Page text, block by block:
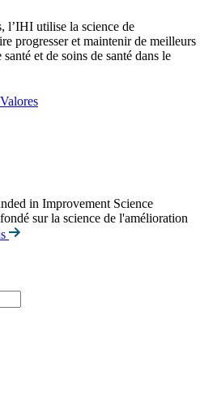
l’IHI utilise la science de
progresser et maintenir de meilleurs
et de soins de santé dans le
sur la science de l'amélioration